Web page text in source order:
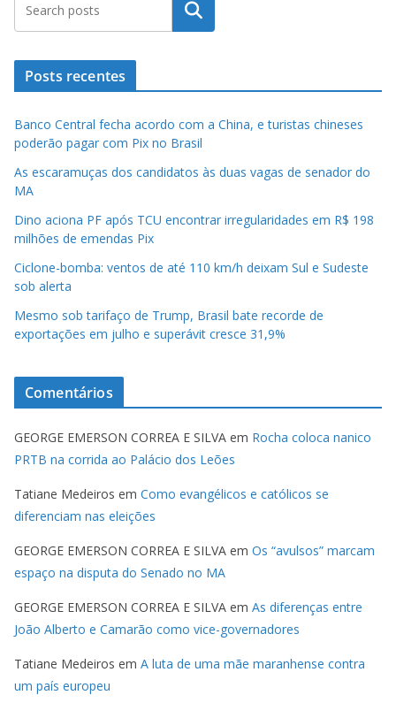
Pesquisar
Posts recentes
Banco Central fecha acordo com a China, e turistas chineses
poderão pagar com Pix no Brasil
As escaramuças dos candidatos às duas vagas de senador do
MA
Dino aciona PF após TCU encontrar irregularidades em R$ 198
milhões de emendas Pix
Ciclone-bomba: ventos de até 110 km/h deixam Sul e Sudeste
sob alerta
Mesmo sob tarifaço de Trump, Brasil bate recorde de
exportações em julho e superávit cresce 31,9%
Comentários
GEORGE EMERSON CORREA E SILVA em Rocha coloca nanico
PRTB na corrida ao Palácio dos Leões
Tatiane Medeiros em Como evangélicos e católicos se
diferenciam nas eleições
GEORGE EMERSON CORREA E SILVA em Os “avulsos” marcam
espaço na disputa do Senado no MA
GEORGE EMERSON CORREA E SILVA em As diferenças entre
João Alberto e Camarão como vice-governadores
Tatiane Medeiros em A luta de uma mãe maranhense contra
um país europeu